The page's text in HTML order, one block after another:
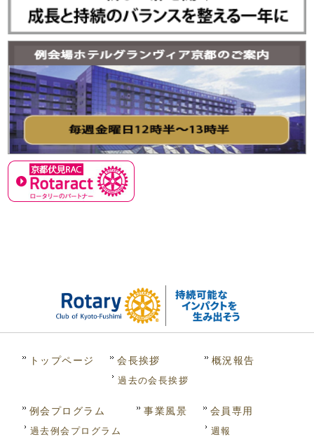
トップページ
会長挨拶
過去の会長挨拶
概況報告
例会プログラム
過去例会プログラム
事業風景
会員専用
週報